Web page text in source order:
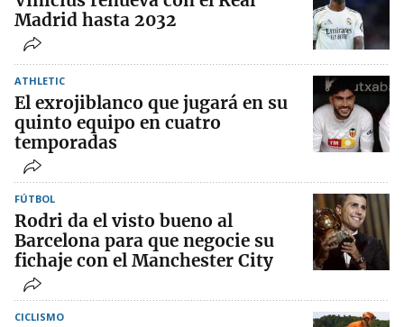
Madrid hasta 2032
ATHLETIC
El exrojiblanco que jugará en su
quinto equipo en cuatro
temporadas
FÚTBOL
Rodri da el visto bueno al
Barcelona para que negocie su
fichaje con el Manchester City
CICLISMO